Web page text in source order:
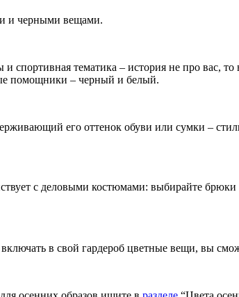
и черными вещами.
спортивная тематика – история не про вас,
помощники – черный и белый.
его оттенок обуви или сумки –
с деловыми костюмами: выбирайте
в свой гардероб цветные вещи, вы